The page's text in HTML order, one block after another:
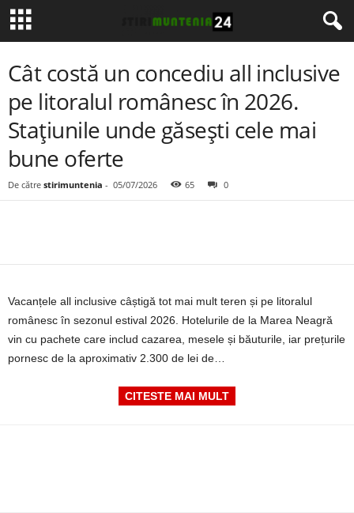
Cât costă un concediu all inclusive
pe litoralul românesc în 2026.
Stațiunile unde găsești cele mai
bune oferte
De către stirimuntenia - 05/07/2026 65 0
Vacanțele all inclusive câștigă tot mai mult teren și pe litoralul
românesc în sezonul estival 2026. Hotelurile de la Marea Neagră
vin cu pachete care includ cazarea, mesele și băuturile, iar prețurile
pornesc de la aproximativ 2.300 de lei de…
CITESTE MAI MULT